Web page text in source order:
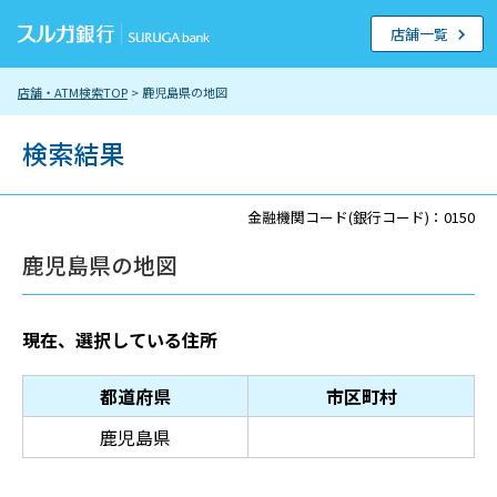
店舗・ATM検索TOP > 鹿児島県の地図
店舗一覧
検索結果
金融機関コード(銀行コード)：0150
鹿児島県の地図
現在、選択している住所
都道府県
市区町村
鹿児島県